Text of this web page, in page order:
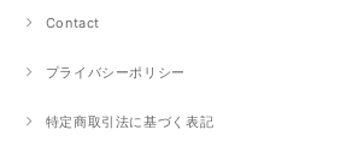
Contact
プライバシーポリシー
特定商取引法に基づく表記